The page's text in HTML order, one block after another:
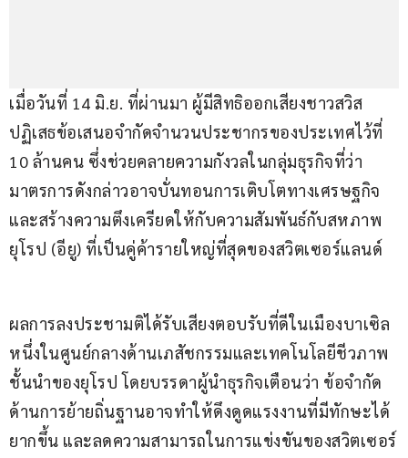
เมื่อวันที่ 14 มิ.ย. ที่ผ่านมา ผู้มีสิทธิออกเสียงชาวสวิส
ปฏิเสธข้อเสนอจำกัดจำนวนประชากรของประเทศไว้ที่
10 ล้านคน ซึ่งช่วยคลายความกังวลในกลุ่มธุรกิจที่ว่า
มาตรการดังกล่าวอาจบั่นทอนการเติบโตทางเศรษฐกิจ
และสร้างความตึงเครียดให้กับความสัมพันธ์กับสหภาพ
ยุโรป (อียู) ที่เป็นคู่ค้ารายใหญ่ที่สุดของสวิตเซอร์แลนด์
ผลการลงประชามติได้รับเสียงตอบรับที่ดีในเมืองบาเซิล
หนึ่งในศูนย์กลางด้านเภสัชกรรมและเทคโนโลยีชีวภาพ
ชั้นนำของยุโรป โดยบรรดาผู้นำธุรกิจเตือนว่า ข้อจำกัด
ด้านการย้ายถิ่นฐานอาจทำให้ดึงดูดแรงงานที่มีทักษะได้
ยากขึ้น และลดความสามารถในการแข่งขันของสวิตเซอร์